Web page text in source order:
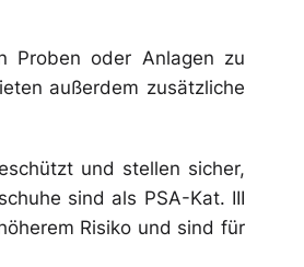
Proben oder Anlagen zu
außerdem zusätzliche
und stellen sicher,
sind als PSA-Kat. III
Risiko und sind für